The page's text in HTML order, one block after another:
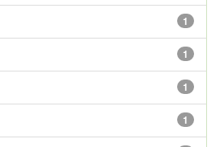
1
1
1
1